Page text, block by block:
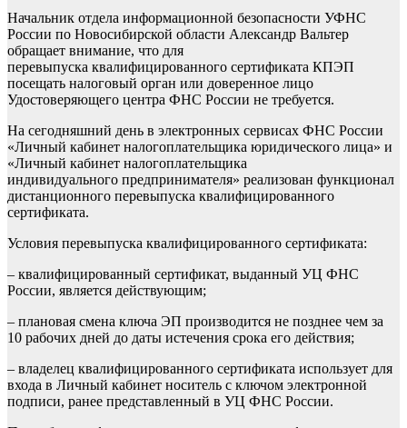
Начальник отдела информационной безопасности УФНС
России по Новосибирской области Александр Вальтер
обращает внимание, что для
перевыпуска квалифицированного сертификата КПЭП
посещать налоговый орган или доверенное лицо
Удостоверяющего центра ФНС России не требуется.
На сегодняшний день в электронных сервисах ФНС России
«Личный кабинет налогоплательщика юридического лица» и
«Личный кабинет налогоплательщика
индивидуального предпринимателя» реализован функционал
дистанционного перевыпуска квалифицированного
сертификата.
Условия перевыпуска квалифицированного сертификата:
– квалифицированный сертификат, выданный УЦ ФНС
России, является действующим;
– плановая смена ключа ЭП производится не позднее чем за
10 рабочих дней до даты истечения срока его действия;
– владелец квалифицированного сертификата использует для
входа в Личный кабинет носитель с ключом электронной
подписи, ранее представленный в УЦ ФНС России.